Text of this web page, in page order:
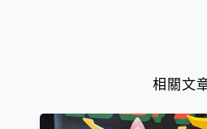
相關文